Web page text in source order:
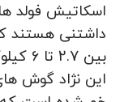
اسکاتیش فولد
بین
این نژاد گوش